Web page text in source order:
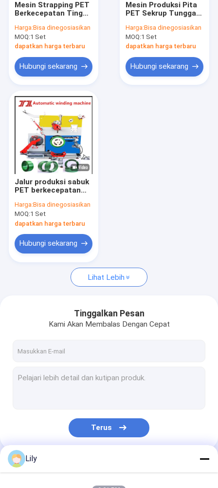
Mesin Uji Tarik
Pengganti Layar Ekstrusi Plastik
Mesin Pengepakan Tali Handheld
Mesin pengikat pneumatik
Mesin Strapping PET
Berkecepatan Tinggi:
Baja Plastik PET 9–
25 mm dengan
Pengubah Layar
Harga:Bisa dinegosiasikan
MOQ:1 Set
dapatkan harga terbaru
Hubungi sekarang
Mesin Produksi Pita
PET Sekrup Tunggal
Otomatis Multifungsi
Harga:Bisa dinegosiasikan
MOQ:1 Set
dapatkan harga terbaru
Hubungi sekarang
Jalur produksi sabuk
PET berkecepatan
kecepatan jalur 150-
250 m/min
Harga:Bisa dinegosiasikan
MOQ:1 Set
dapatkan harga terbaru
Hubungi sekarang
Lihat Lebih
Tinggalkan Pesan
Kami Akan Membalas Dengan Cepat
Terus
Kategori Kami
Lily